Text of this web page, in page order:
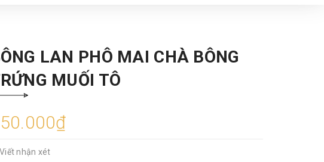
LAN PHÔ MAI CHÀ BÔNG
MUỐI TÔ
Viết nhận xét